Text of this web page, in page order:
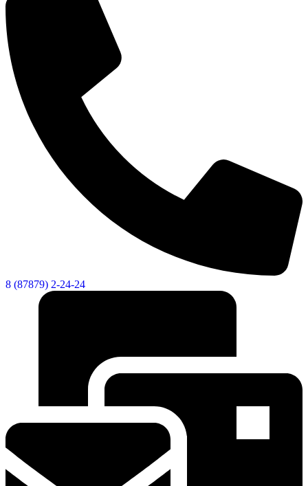
8 (87879) 2-24-24